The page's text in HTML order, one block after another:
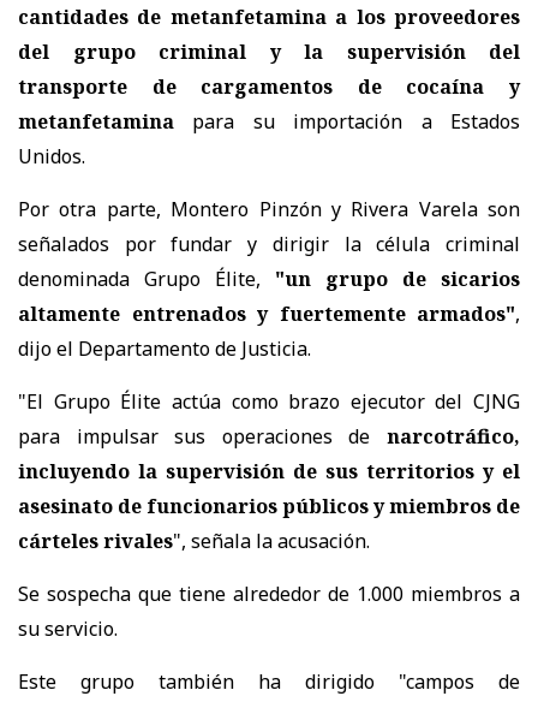
cantidades de metanfetamina a los proveedores
del grupo criminal y la supervisión del
transporte de cargamentos de cocaína y
metanfetamina para su importación a Estados
Unidos.
Por otra parte, Montero Pinzón y Rivera Varela son
señalados por fundar y dirigir la célula criminal
denominada Grupo Élite, "un grupo de sicarios
altamente entrenados y fuertemente armados",
dijo el Departamento de Justicia.
"El Grupo Élite actúa como brazo ejecutor del CJNG
para impulsar sus operaciones de narcotráfico,
incluyendo la supervisión de sus territorios y el
asesinato de funcionarios públicos y miembros de
cárteles rivales", señala la acusación.
Se sospecha que tiene alrededor de 1.000 miembros a
su servicio.
Este grupo también ha dirigido "campos de